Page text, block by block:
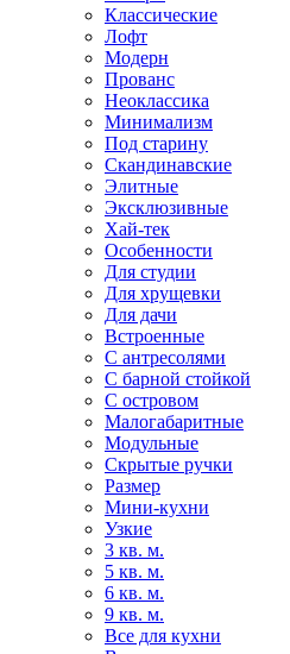
Классические
Лофт
Модерн
Прованс
Неоклассика
Минимализм
Под старину
Скандинавские
Элитные
Эксклюзивные
Хай-тек
Особенности
Для студии
Для хрущевки
Для дачи
Встроенные
С антресолями
С барной стойкой
С островом
Малогабаритные
Модульные
Скрытые ручки
Размер
Мини-кухни
Узкие
3 кв. м.
5 кв. м.
6 кв. м.
9 кв. м.
Все для кухни